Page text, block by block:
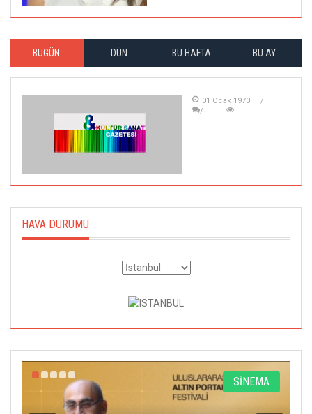
BUGÜN DÜN BU HAFTA BU AY
01 Ocak 1970
HAVA DURUMU
SİNEMA